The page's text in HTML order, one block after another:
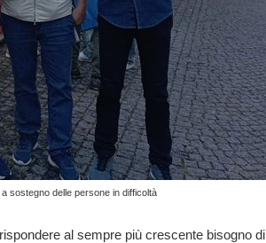
sostegno delle persone in difficoltà
al sempre più crescente bisogno di